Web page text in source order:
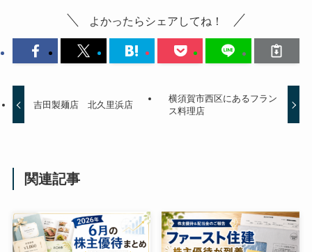
よかったらシェアしてね！
吉田製麺店 北久里浜店
横須賀市西区にあるフラン
ス料理店
関連記事